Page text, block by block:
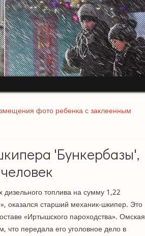
фото ребенка с заклеенным
'Бункербазы',
топлива на сумму 1,22
оказался старший механик-шкипер. Это
«Иртышского пароходства». Омская
что передала его уголовное дело в